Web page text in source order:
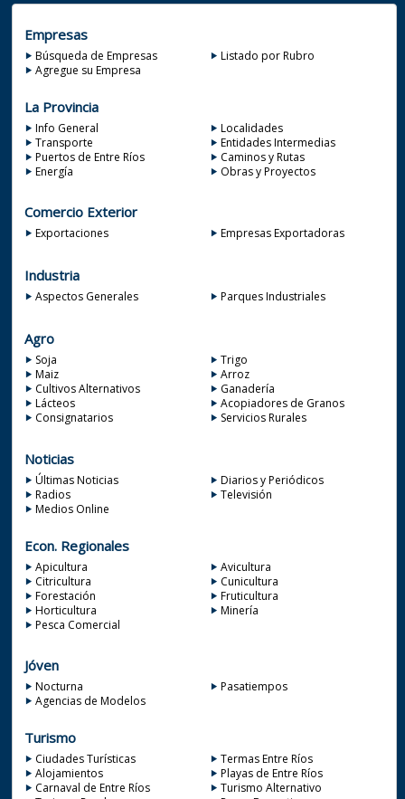
Empresas
Búsqueda de Empresas
Listado por Rubro
Agregue su Empresa
La Provincia
Info General
Localidades
Transporte
Entidades Intermedias
Puertos de Entre Ríos
Caminos y Rutas
Energía
Obras y Proyectos
Comercio Exterior
Exportaciones Empresas Exportadoras
Industria
Aspectos Generales Parques Industriales
Agro
Soja
Trigo
Maiz
Arroz
Cultivos Alternativos
Ganadería
Lácteos
Acopiadores de Granos
Consignatarios
Servicios Rurales
Noticias
Últimas Noticias
Diarios y Periódicos
Radios
Televisión
Medios Online
Econ. Regionales
Apicultura
Avicultura
Citricultura
Cunicultura
Forestación
Fruticultura
Horticultura
Minería
Pesca Comercial
Jóven
Nocturna
Pasatiempos
Agencias de Modelos
Turismo
Ciudades Turísticas
Termas Entre Ríos
Alojamientos
Playas de Entre Ríos
Carnaval de Entre Ríos
Turismo Alternativo